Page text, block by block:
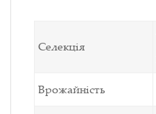
Селекція
Врожайність